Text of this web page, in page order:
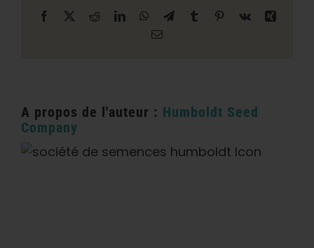
Facebook RedditLinkedInWhatsAppTélégramme
Tumblr Pinterest
Vk
Xing
Courriel
A propos de l'auteur : Humboldt Seed
Company